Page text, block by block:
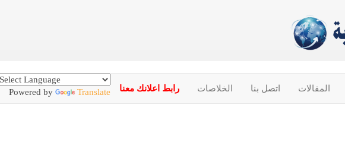
المقالات اتصل بنا الخلاصات رابط اعلانك معنا Powered by Translate